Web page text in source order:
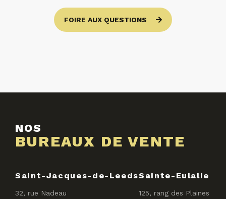
FOIRE AUX QUESTIONS
NOS
BUREAUX DE VENTE
Saint-Jacques-de-Leeds
32, rue Nadeau
Sainte-Eulalie
125, rang des Plaines